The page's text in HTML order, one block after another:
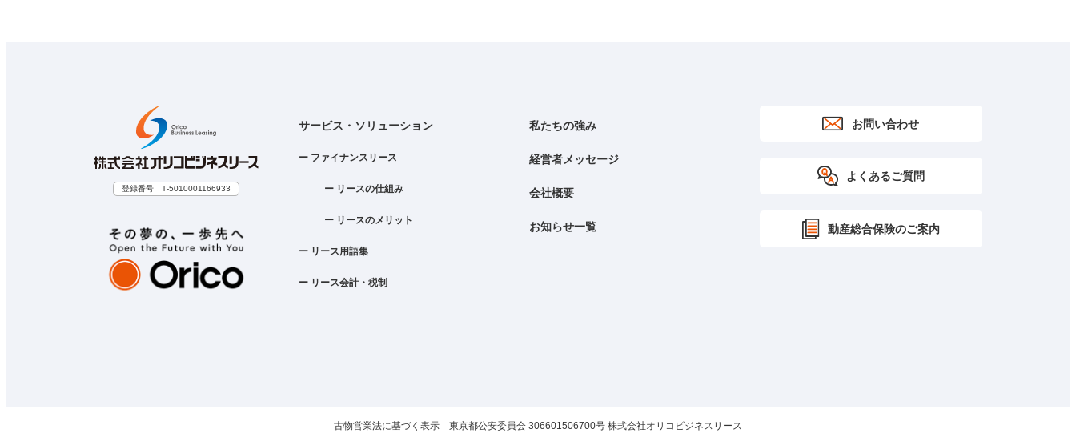
登録番号 T‐5010001166933
サービス・ソリューション
ー ファイナンスリース
ー リースの仕組み
ー リースのメリット
ー リース用語集
ー リース会計・税制
私たちの強み
経営者メッセージ
会社概要
お知らせ一覧
お問い合わせ
よくあるご質問
動産総合保険のご案内
古物営業法に基づく表示 東京都公安委員会 306601506700号 株式会社オリコビジネスリース